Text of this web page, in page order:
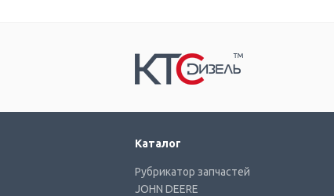
Каталог
Рубрикатор запчастей
JOHN DEERE